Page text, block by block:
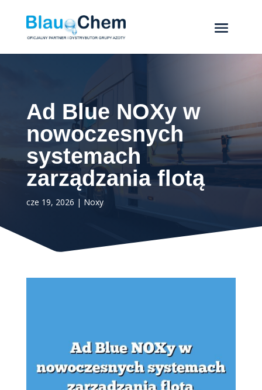
Ad Blue NOXy w
nowoczesnych
systemach
zarządzania flotą
cze 19, 2026 | Noxy